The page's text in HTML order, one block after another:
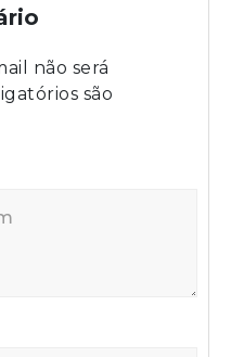
não será
são